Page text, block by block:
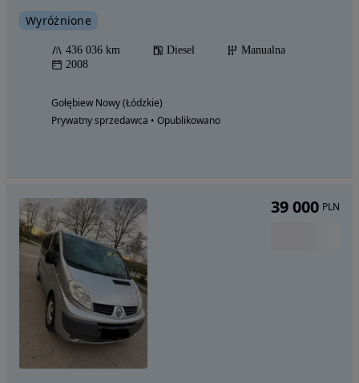
Wyróżnione
436 036 km Diesel
Manualna
2008
Gołębiew Nowy (Łódzkie)
Prywatny sprzedawca • Opublikowano
39 000 PLN